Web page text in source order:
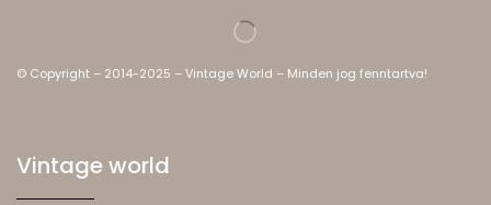
© Copyright – 2014-2025 – Vintage World – Minden jog fenntartva!
Vintage world